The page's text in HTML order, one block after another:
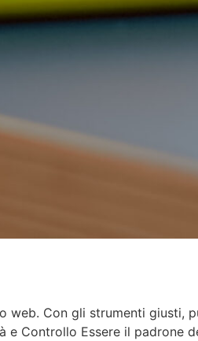
Con gli strumenti giusti,
Controllo Essere il